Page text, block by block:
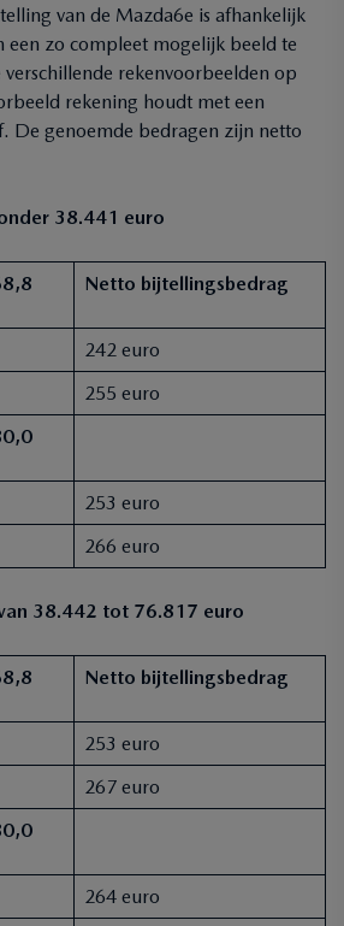
van de Mazda6e is afhankelijk
een zo compleet mogelijk beeld te
rekenvoorbeelden op
rekening houdt met een
De genoemde bedragen zijn netto
38.441 euro
Netto bijtellingsbedrag
242 euro
255 euro
253 euro
266 euro
38.442 tot 76.817 euro
Netto bijtellingsbedrag
253 euro
267 euro
264 euro